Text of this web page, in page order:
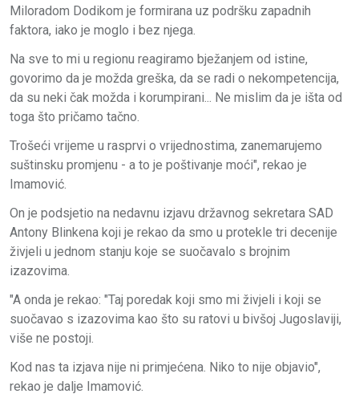
Miloradom Dodikom je formirana uz podršku zapadnih
faktora, iako je moglo i bez njega.
Na sve to mi u regionu reagiramo bježanjem od istine,
govorimo da je možda greška, da se radi o nekompetencija,
da su neki čak možda i korumpirani... Ne mislim da je išta od
toga što pričamo tačno.
Trošeći vrijeme u rasprvi o vrijednostima, zanemarujemo
suštinsku promjenu - a to je poštivanje moći", rekao je
Imamović.
On je podsjetio na nedavnu izjavu državnog sekretara SAD
Antony Blinkena koji je rekao da smo u protekle tri decenije
živjeli u jednom stanju koje se suočavalo s brojnim
izazovima.
"A onda je rekao: "Taj poredak koji smo mi živjeli i koji se
suočavao s izazovima kao što su ratovi u bivšoj Jugoslaviji,
više ne postoji.
Kod nas ta izjava nije ni primjećena. Niko to nije objavio",
rekao je dalje Imamović.